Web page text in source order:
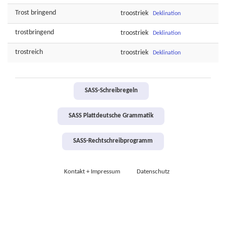
Trost bringend troostriek Deklination
trostbringend troostriek Deklination
trostreich troostriek Deklination
SASS-Schreibregeln
SASS Plattdeutsche Grammatik
SASS-Rechtschreibprogramm
Kontakt + Impressum Datenschutz